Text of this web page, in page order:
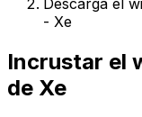
Descarga el
- Xe
Incrustar el
de Xe